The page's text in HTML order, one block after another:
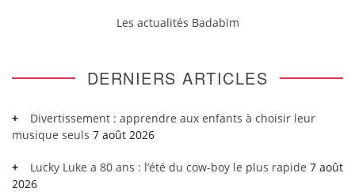
Les actualités Badabim
DERNIERS ARTICLES
Divertissement : apprendre aux enfants à choisir leur
musique seuls 7 août 2026
Lucky Luke a 80 ans : l’été du cow-boy le plus rapide 7 août
2026